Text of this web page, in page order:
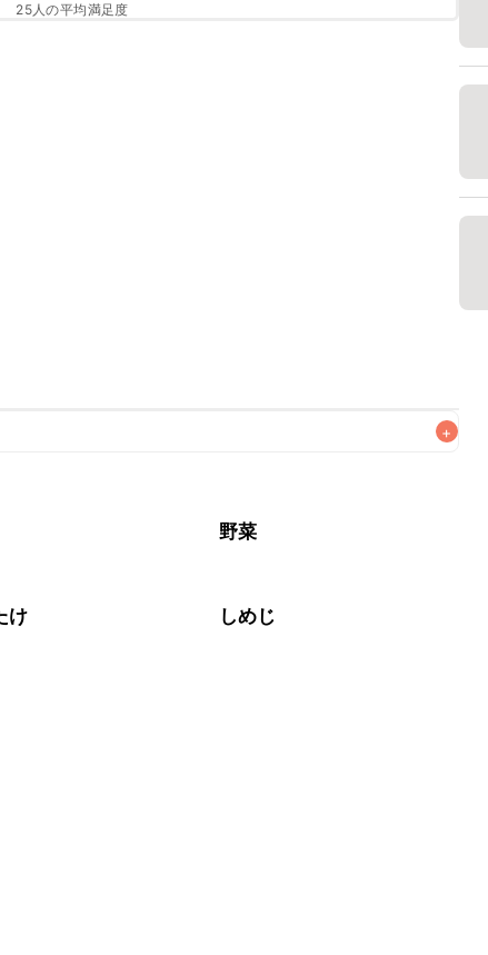
25人の平均満足度
+
べくお早めにお召し上がりください。
野菜
け しめじ